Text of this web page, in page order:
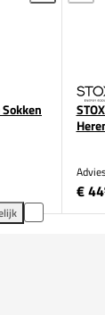
Running
€ 44